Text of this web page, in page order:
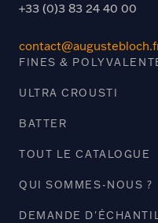
+33 (0)3 83 24 40 00
FINES &
ULTRA CROUSTI
BATTER
TOUT LE CATALOGUE
QUI SOMMES-NOUS ?
DEMANDE